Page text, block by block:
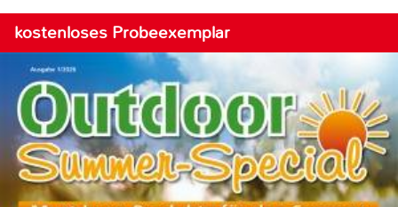
kostenloses Probeexemplar